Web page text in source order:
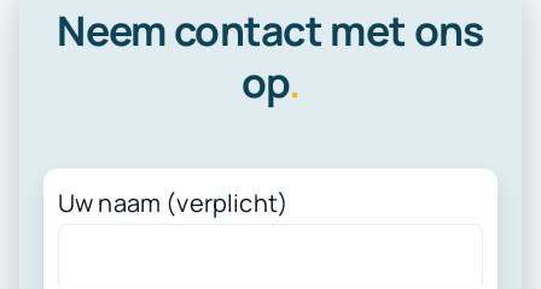
Neem contact met ons
op.
Uw naam (verplicht)